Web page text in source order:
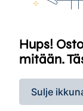
Hups!
mitään.
Sulje